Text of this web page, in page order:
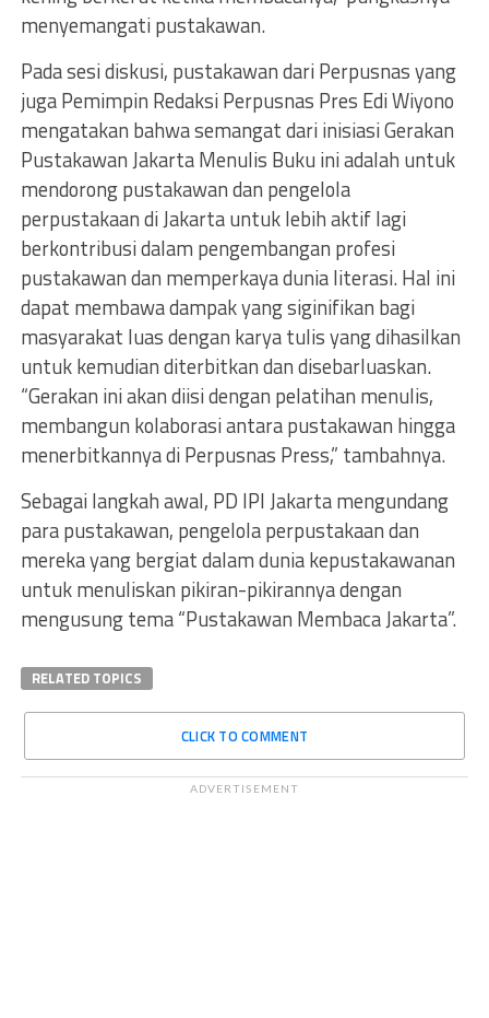
menyemangati pustakawan.
Pada sesi diskusi, pustakawan dari Perpusnas yang
juga Pemimpin Redaksi Perpusnas Pres Edi Wiyono
mengatakan bahwa semangat dari inisiasi Gerakan
Pustakawan Jakarta Menulis Buku ini adalah untuk
mendorong pustakawan dan pengelola
perpustakaan di Jakarta untuk lebih aktif lagi
berkontribusi dalam pengembangan profesi
pustakawan dan memperkaya dunia literasi. Hal ini
dapat membawa dampak yang siginifikan bagi
masyarakat luas dengan karya tulis yang dihasilkan
untuk kemudian diterbitkan dan disebarluaskan.
“Gerakan ini akan diisi dengan pelatihan menulis,
membangun kolaborasi antara pustakawan hingga
menerbitkannya di Perpusnas Press,” tambahnya.
Sebagai langkah awal, PD IPI Jakarta mengundang
para pustakawan, pengelola perpustakaan dan
mereka yang bergiat dalam dunia kepustakawanan
untuk menuliskan pikiran-pikirannya dengan
mengusung tema “Pustakawan Membaca Jakarta”.
RELATED TOPICS
CLICK TO COMMENT
ADVERTISEMENT